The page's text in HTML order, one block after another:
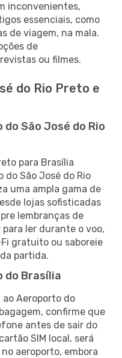
inconvenientes,
essenciais, como
de viagem, na mala.
de
ou filmes.
do Rio Preto e
São José do Rio
para Brasília
São José do Rio
uma ampla gama de
lojas sofisticadas
lembranças de
ler durante o voo,
gratuito ou saboreie
partida.
do Brasília
Aeroporto do
confirme que
antes de sair do
SIM local, será
aeroporto, embora